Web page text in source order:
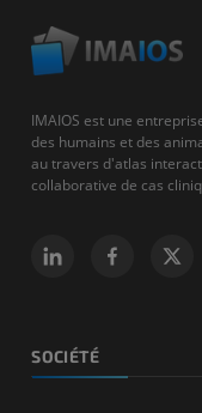
IMAIOS est une
des humains et des
au travers d'atlas
collaborative de cas
SOCIÉTÉ